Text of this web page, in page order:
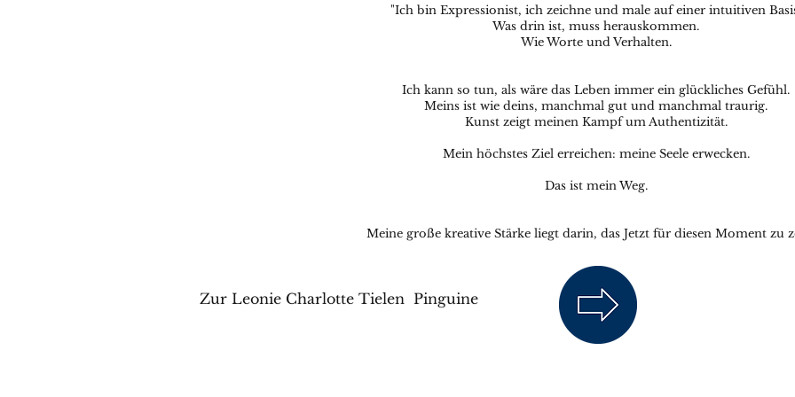
"Ich bin Expressionist, ich zeichne und male auf einer intuitiven
Was drin ist, muss herauskommen.
Wie Worte und Verhalten.
Ich kann so tun, als wäre das Leben immer ein glückliches Gefühl.
Meins ist wie deins, manchmal gut und manchmal traurig.
Kunst zeigt meinen Kampf um Authentizität.
Mein höchstes Ziel erreichen: meine Seele erwecken.
Das ist mein Weg.
Meine große kreative Stärke liegt darin, das Jetzt für diesen Moment zu
Zur Leonie Charlotte Tielen Pinguine